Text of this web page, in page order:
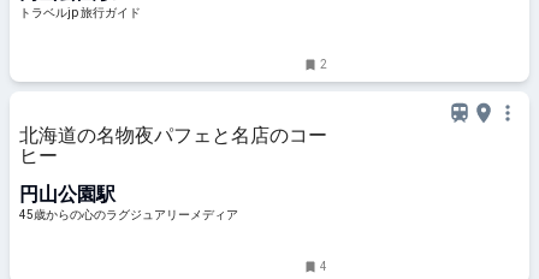
トラベルjp 旅行ガイド
2
北海道の名物夜パフェと名店のコー
ヒー
円山公園駅
45歳からの心のラグジュアリーメディア
4